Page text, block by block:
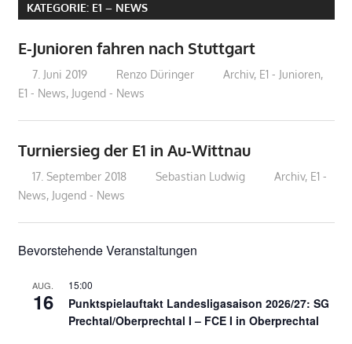
KATEGORIE: E1 – NEWS
E-Junioren fahren nach Stuttgart
7. Juni 2019 Renzo Düringer Archiv, E1 - Junioren,
E1 - News, Jugend - News
Turniersieg der E1 in Au-Wittnau
17. September 2018 Sebastian Ludwig Archiv, E1 -
News, Jugend - News
Bevorstehende Veranstaltungen
AUG.
16
15:00
Punktspielauftakt Landesligasaison 2026/27: SG
Prechtal/Oberprechtal I – FCE I in Oberprechtal